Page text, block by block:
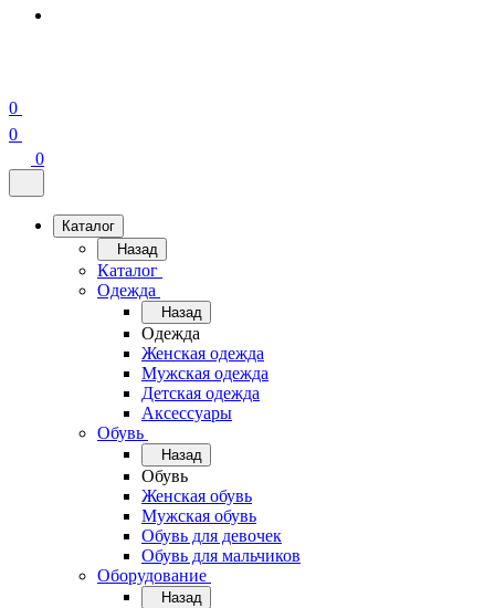
0
0
0
Каталог
Назад
Каталог
Одежда
Назад
Одежда
Женская одежда
Мужская одежда
Детская одежда
Аксессуары
Обувь
Назад
Обувь
Женская обувь
Мужская обувь
Обувь для девочек
Обувь для мальчиков
Оборудование
Назад